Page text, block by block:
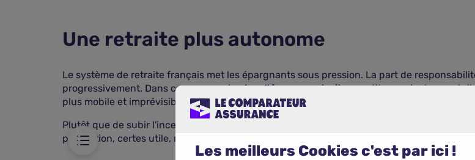
Une retraite plus autonome
Le système de retraite français met les épargnants sous pression. La part de
progressivement. Dans ce paysage, leplan d'épargne retraiteconstitue un instrument
plus mobile et imprévisible. Il permet aussi de lisser l'effort d'économie dans le temps.
Plutôt que de subir l'incertitude, le souscripteur fait un choix actif. Il organise une partie
précaution, certes utile, mais peu productive à long terme.
Les meilleurs Cookies c'est par ici !